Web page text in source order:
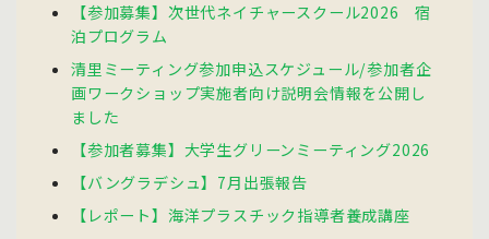
【参加募集】次世代ネイチャースクール2026 宿
泊プログラム
清里ミーティング参加申込スケジュール/参加者企
画ワークショップ実施者向け説明会情報を公開し
ました
【参加者募集】大学生グリーンミーティング2026
【バングラデシュ】7月出張報告
【レポート】海洋プラスチック指導者養成講座